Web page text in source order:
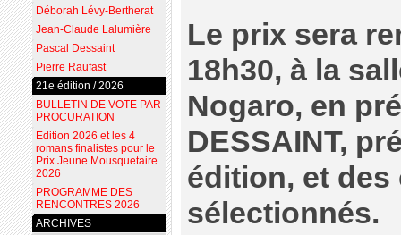
Le prix sera
18h30, à la
Nogaro, en
DESSAINT,
édition, et
sélectionnés.
Déborah Lévy-Bertherat
Jean-Claude Lalumière
Pascal Dessaint
Pierre Raufast
21e édition / 2026
BULLETIN DE VOTE PAR
PROCURATION
Edition 2026 et les 4
romans finalistes pour le
Prix Jeune Mousquetaire
2026
PROGRAMME DES
RENCONTRES 2026
ARCHIVES